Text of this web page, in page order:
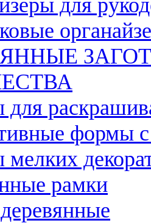
для
формы с
рамки